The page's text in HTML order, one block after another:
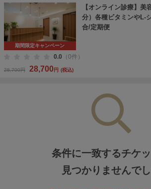
期間限定キャンペーン
【オンライン診療】美
分）各種ビタミンやL-
合/定期便
0.0 （0件）
28,700円 28,700円 (税込)
条件に一致するチケ
見つかりませんで